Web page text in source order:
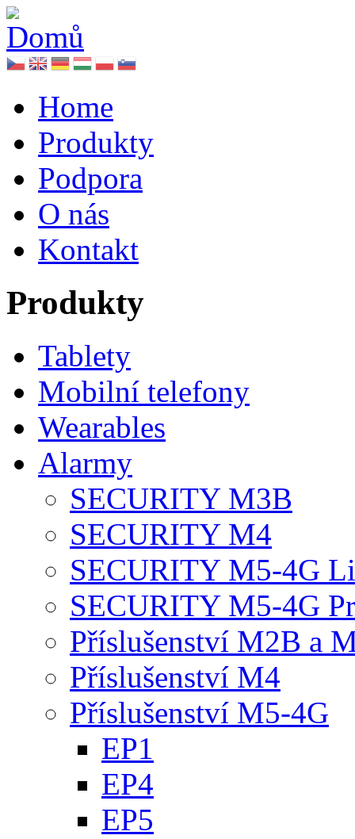
Home
Produkty
Podpora
O nás
Kontakt
Produkty
Tablety
Mobilní telefony
Wearables
Alarmy
SECURITY M3B
SECURITY M4
SECURITY M5-4G
SECURITY M5-4G
Příslušenství M2B a
Příslušenství M4
Příslušenství M5-4G
EP1
EP4
EP5